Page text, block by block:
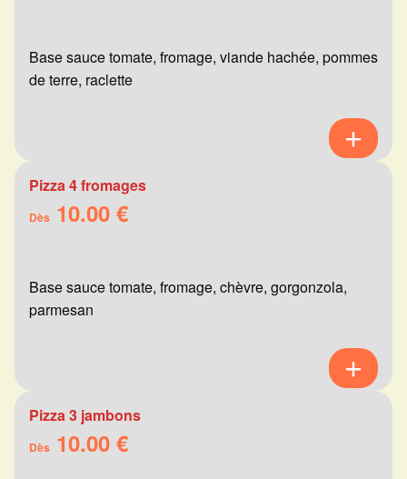
Base sauce tomate, fromage, viande hachée, pommes
de terre, raclette
Pizza 4 fromages
Dès 10.00 €
Base sauce tomate, fromage, chèvre, gorgonzola,
parmesan
Pizza 3 jambons
Dès 10.00 €